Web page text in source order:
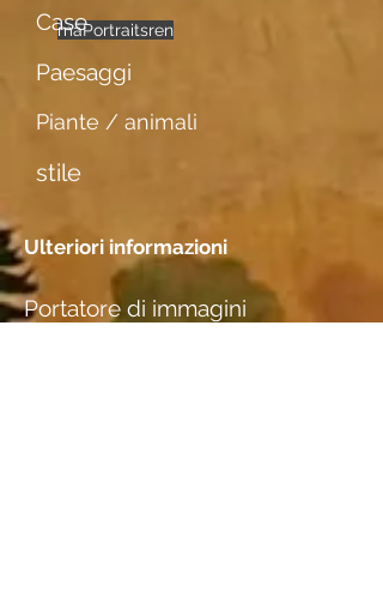
einzelne
männl. Figuren
Portraits
Case
Paesaggi
Piante / animali
stile
Ulteriori informazioni
Portatore di immagini